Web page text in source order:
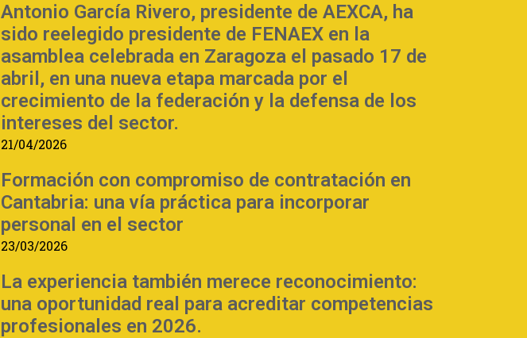
Antonio García Rivero, presidente de AEXCA, ha
sido reelegido presidente de FENAEX en la
asamblea celebrada en Zaragoza el pasado 17 de
abril, en una nueva etapa marcada por el
crecimiento de la federación y la defensa de los
intereses del sector.
21/04/2026
Formación con compromiso de contratación en
Cantabria: una vía práctica para incorporar
personal en el sector
23/03/2026
La experiencia también merece reconocimiento:
una oportunidad real para acreditar competencias
profesionales en 2026.